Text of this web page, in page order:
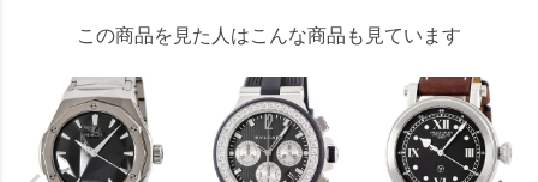
この商品を見た人はこんな商品も見ています